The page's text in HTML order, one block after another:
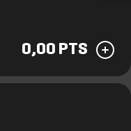
0,00 PTS